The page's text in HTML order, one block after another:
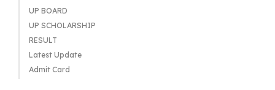
UP BOARD
UP SCHOLARSHIP
RESULT
Latest Update
Admit Card